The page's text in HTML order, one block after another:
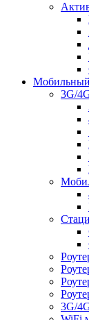
Мобильный
3G/
3G/